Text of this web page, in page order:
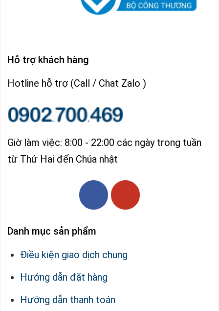
Hỗ trợ khách hàng
Hotline hỗ trợ (Call / Chat Zalo )
Giờ làm việc: 8:00 - 22:00 các ngày trong tuần
từ Thứ Hai đến Chúa nhật
Danh mục sản phẩm
Điều kiện giao dịch chung
Hướng dẫn đặt hàng
Hướng dẫn thanh toán